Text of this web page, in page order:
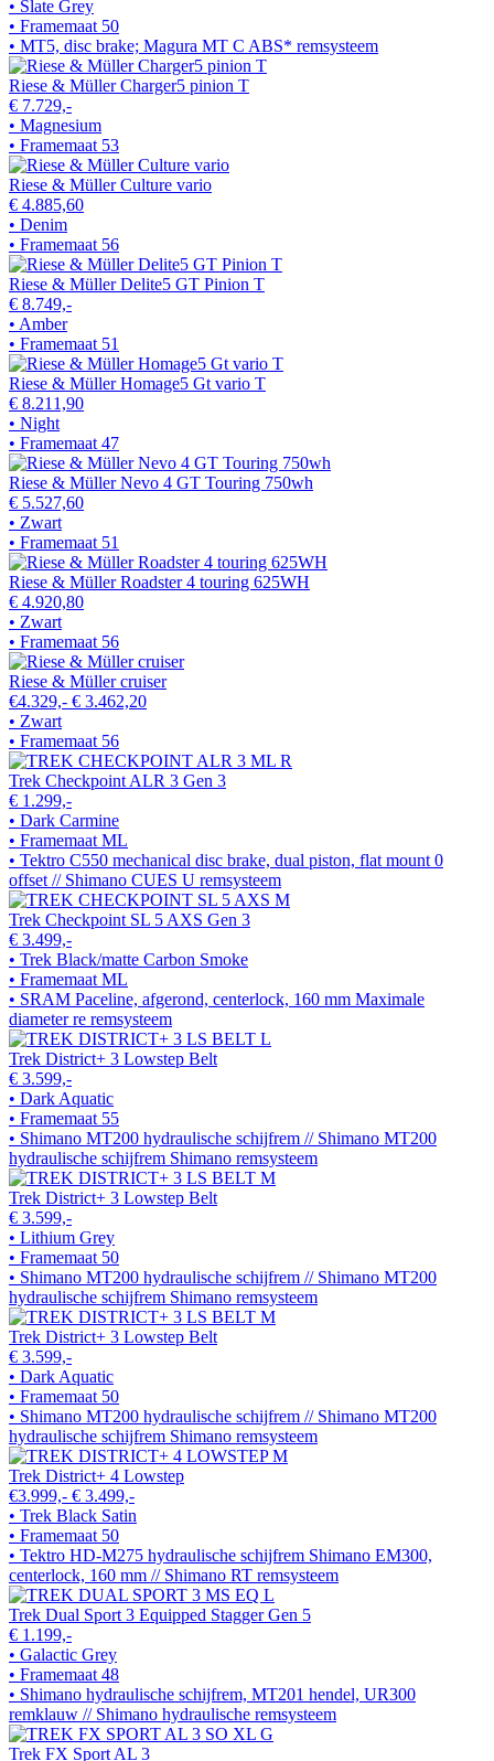
• Slate Grey
• Framemaat 50
• MT5, disc brake; Magura MT C ABS* remsysteem
Riese & Müller Charger5 pinion T
€ 7.729,-
• Magnesium
• Framemaat 53
Riese & Müller Culture vario
€ 4.885,60
• Denim
• Framemaat 56
Riese & Müller Delite5 GT Pinion T
€ 8.749,-
• Amber
• Framemaat 51
Riese & Müller Homage5 Gt vario T
€ 8.211,90
• Night
• Framemaat 47
Riese & Müller Nevo 4 GT Touring 750wh
€ 5.527,60
• Zwart
• Framemaat 51
Riese & Müller Roadster 4 touring 625WH
€ 4.920,80
• Zwart
• Framemaat 56
Riese & Müller cruiser
€4.329,- € 3.462,20
• Zwart
• Framemaat 56
Trek Checkpoint ALR 3 Gen 3
€ 1.299,-
• Dark Carmine
• Framemaat ML
• Tektro C550 mechanical disc brake, dual piston, flat mount 0
offset // Shimano CUES U remsysteem
Trek Checkpoint SL 5 AXS Gen 3
€ 3.499,-
• Trek Black/matte Carbon Smoke
• Framemaat ML
• SRAM Paceline, afgerond, centerlock, 160 mm Maximale
diameter re remsysteem
Trek District+ 3 Lowstep Belt
€ 3.599,-
• Dark Aquatic
• Framemaat 55
• Shimano MT200 hydraulische schijfrem // Shimano MT200
hydraulische schijfrem Shimano remsysteem
Trek District+ 3 Lowstep Belt
€ 3.599,-
• Lithium Grey
• Framemaat 50
• Shimano MT200 hydraulische schijfrem // Shimano MT200
hydraulische schijfrem Shimano remsysteem
Trek District+ 3 Lowstep Belt
€ 3.599,-
• Dark Aquatic
• Framemaat 50
• Shimano MT200 hydraulische schijfrem // Shimano MT200
hydraulische schijfrem Shimano remsysteem
Trek District+ 4 Lowstep
€3.999,- € 3.499,-
• Trek Black Satin
• Framemaat 50
• Tektro HD-M275 hydraulische schijfrem Shimano EM300,
centerlock, 160 mm // Shimano RT remsysteem
Trek Dual Sport 3 Equipped Stagger Gen 5
€ 1.199,-
• Galactic Grey
• Framemaat 48
• Shimano hydraulische schijfrem, MT201 hendel, UR300
remklauw // Shimano hydraulische remsysteem
Trek FX Sport AL 3